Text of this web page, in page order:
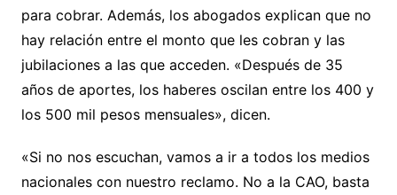
para cobrar. Además, los abogados explican que no
hay relación entre el monto que les cobran y las
jubilaciones a las que acceden. «Después de 35
años de aportes, los haberes oscilan entre los 400 y
los 500 mil pesos mensuales», dicen.
«Si no nos escuchan, vamos a ir a todos los medios
nacionales con nuestro reclamo. No a la CAO, basta